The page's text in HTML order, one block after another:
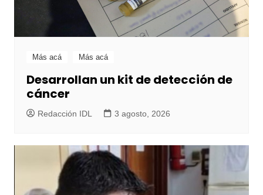
Más acá Más acá
Desarrollan un kit de detección de
cáncer
Redacción IDL 3 agosto, 2026